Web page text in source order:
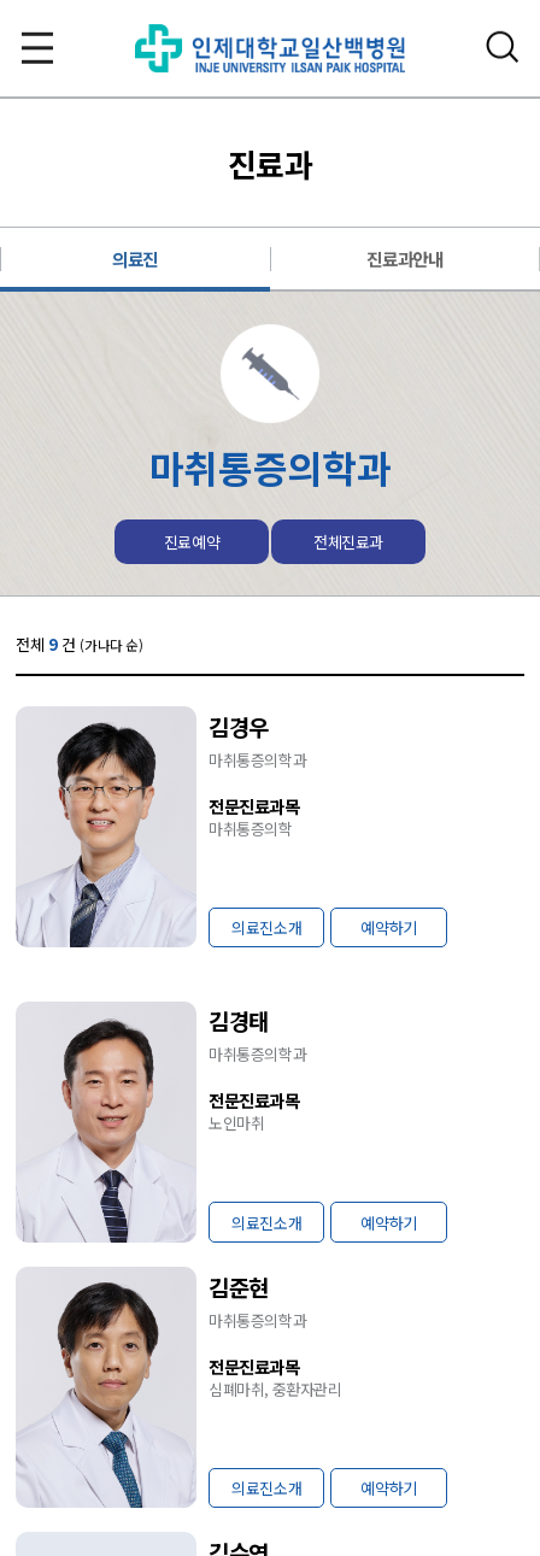
진료과
의료진 진료과안내
마취통증의학과
진료예약 전체진료과
전체 9건 (가나다 순)
김경우
마취통증의학과
전문진료과목
마취통증의학
의료진소개 예약하기
김경태
마취통증의학과
전문진료과목
노인마취
의료진소개 예약하기
김준현
마취통증의학과
전문진료과목
심폐마취, 중환자관리
의료진소개 예약하기